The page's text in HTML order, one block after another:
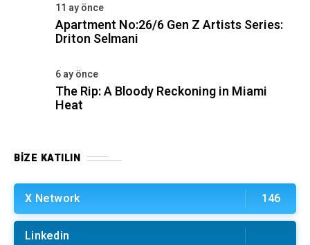
11 ay önce
Apartment No:26/6 Gen Z Artists Series:
Driton Selmani
6 ay önce
The Rip: A Bloody Reckoning in Miami
Heat
BIZE KATILIN
X Network 146
Linkedin